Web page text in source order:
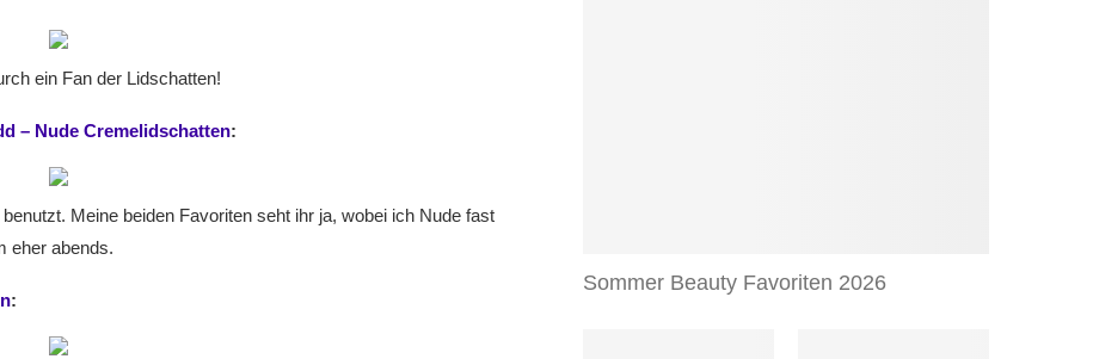
ein Fan der Lidschatten!
– Nude Cremelidschatten:
Meine beiden Favoriten seht ihr ja, wobei ich Nude fast
eher abends.
:
Sommer Beauty Favoriten 2026